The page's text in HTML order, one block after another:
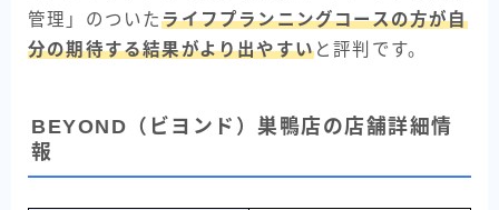
管理」のついたライフプランニングコースの方が自
分の期待する結果がより出やすいと評判です。
BEYOND（ビヨンド）巣鴨店の店舗詳細情
報